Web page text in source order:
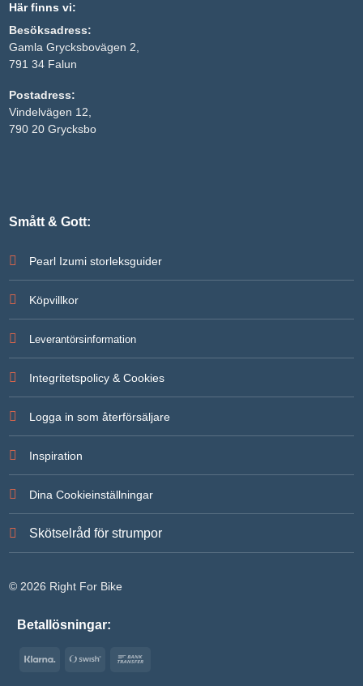
Här finns vi:
Besöksadress:
Gamla Grycksbovägen 2,
791 34 Falun
Postadress:
Vindelvägen 12,
790 20 Grycksbo
Smått & Gott:
Pearl Izumi storleksguider
Köpvillkor
Leverantörsinformation
Integritetspolicy & Cookies
Logga in som återförsäljare
Inspiration
Dina Cookieinställningar
Skötselråd för strumpor
© 2026 Right For Bike
Betallösningar:
Klarna
Swish